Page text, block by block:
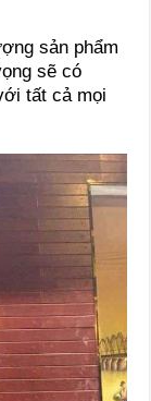
sản phẩm
sẽ có
tất cả mọi